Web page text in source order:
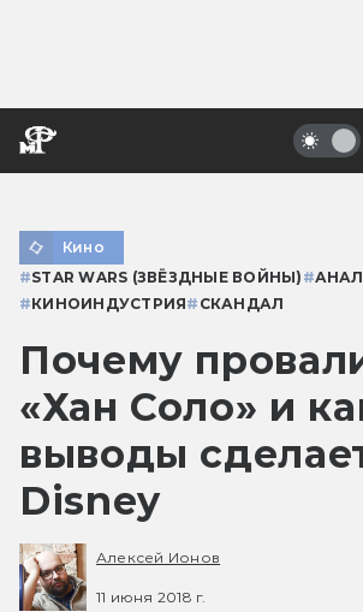
Кино
#STAR WARS (ЗВЁЗДНЫЕ ВОЙНЫ) #
#КИНОИНДУСТРИЯ# СКАНДАЛ
Почему
«Хан Соло» и
выводы
Disney
Алексей Ионов
11 июня 2018 г.